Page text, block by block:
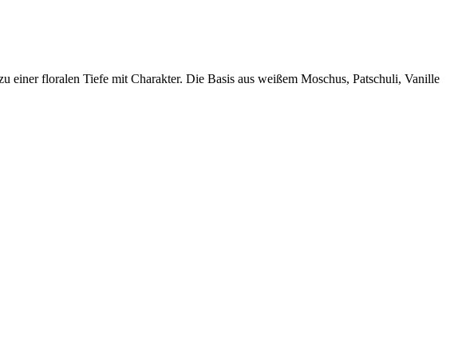
floralen Tiefe mit Charakter. Die Basis aus weißem Moschus, Patschuli, Vanille